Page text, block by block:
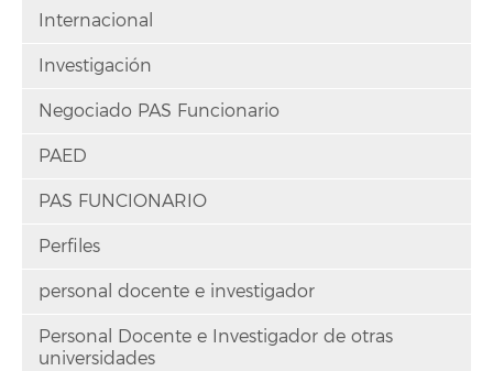
Internacional
Investigación
Negociado PAS Funcionario
PAED
PAS FUNCIONARIO
Perfiles
personal docente e investigador
Personal Docente e Investigador de otras
universidades